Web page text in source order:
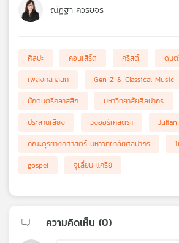
ณัฏฐา ควรขจร
ศิลปะ คอนเสิร์ต คริสต์
ดนต
เพลงคลาสสิก
Gen Z & Classical Music
นักดนตรีคลาสสิก
มหาวิทยาลัยศิลปากร
ประสานเสียง
วงออร์เคสตรา
Julian
คณะดุริยางคศาสตร์ มหาวิทยาลัยศิลปากร
gospel
จูเลี่ยน แครีย์
ความคิดเห็น (0)